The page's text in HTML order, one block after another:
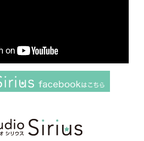
Instagram でフォロー